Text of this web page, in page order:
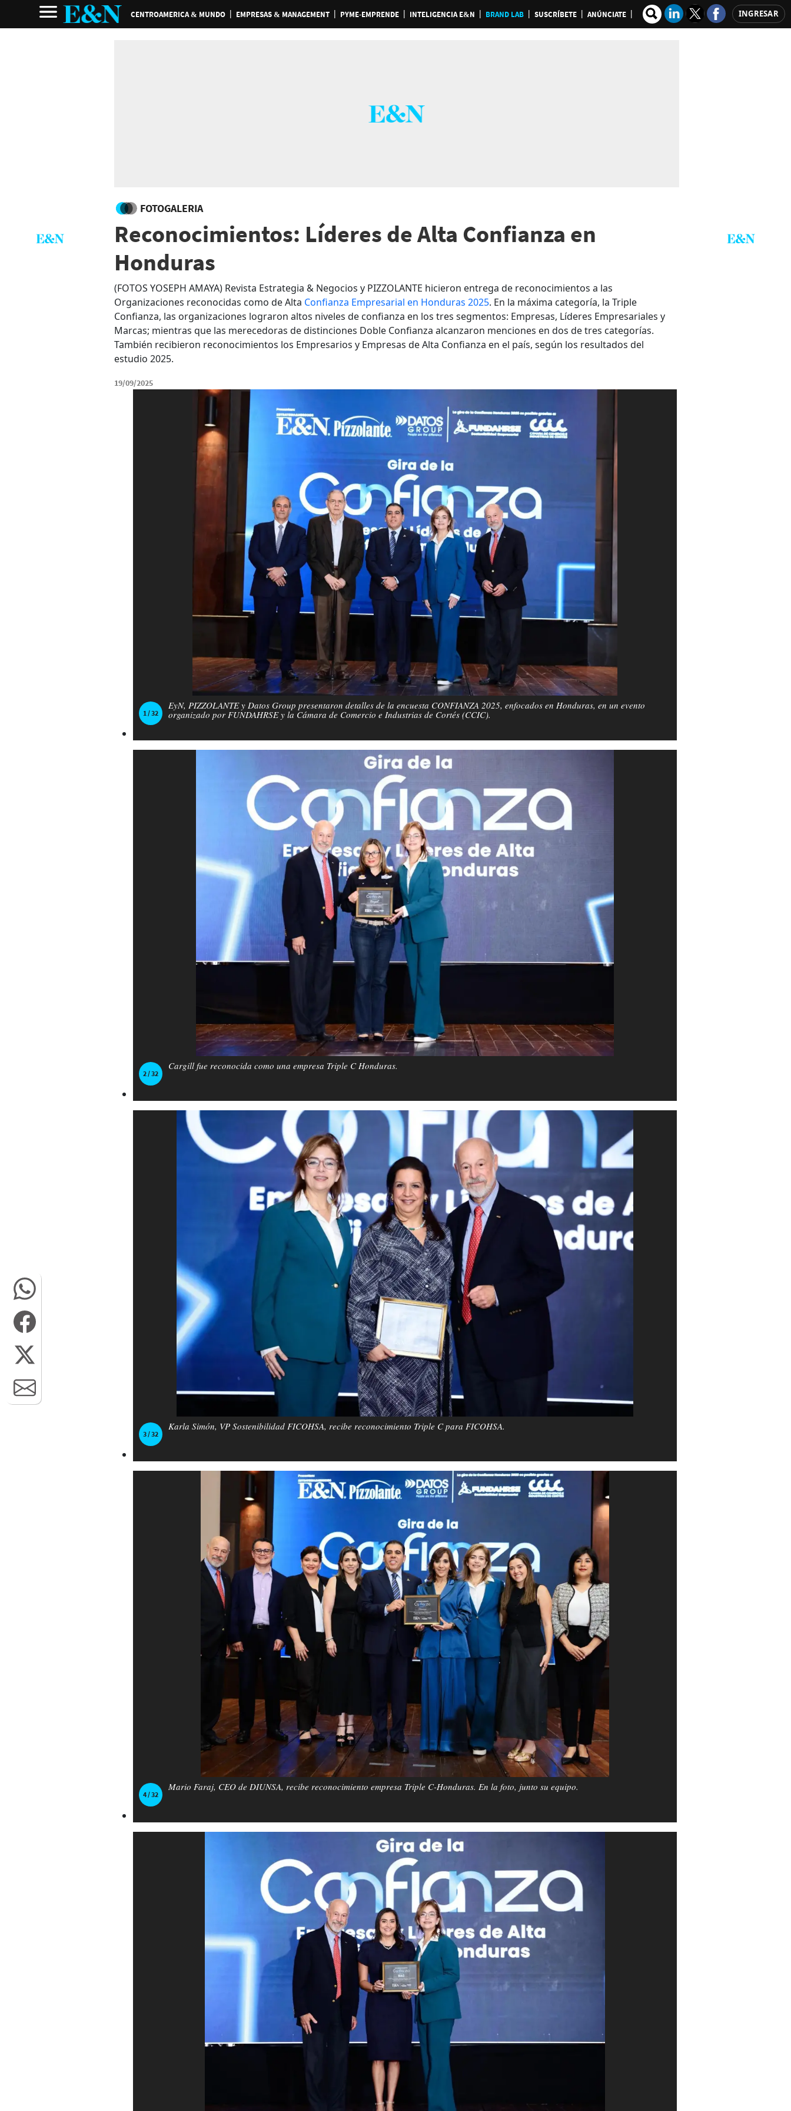
CENTROAMERICA & MUNDO EMPRESAS & MANAGEMENT PYME-EMPRENDE INTELIGENCIA E&N BRAND LAB SUSCRÍBETE ANÚNCIATE INGRESAR
FOTOGALERIA
Reconocimientos: Líderes de Alta Confianza en
Honduras
(FOTOS YOSEPH AMAYA) Revista Estrategia & Negocios y PIZZOLANTE hicieron entrega de reconocimientos a las
Organizaciones reconocidas como de Alta Confianza Empresarial en Honduras 2025. En la máxima categoría, la Triple
Confianza, las organizaciones lograron altos niveles de confianza en los tres segmentos: Empresas, Líderes Empresariales y
Marcas; mientras que las merecedoras de distinciones Doble Confianza alcanzaron menciones en dos de tres categorías.
También recibieron reconocimientos los Empresarios y Empresas de Alta Confianza en el país, según los resultados del
estudio 2025.
19/09/2025
1 / 32
EyN, PIZZOLANTE y Datos Group presentaron detalles de la encuesta CONFIANZA 2025, enfocados en Honduras, en un evento
organizado por FUNDAHRSE y la Cámara de Comercio e Industrias de Cortés (CCIC).
2 / 32
Cargill fue reconocida como una empresa Triple C Honduras.
3 / 32
Karla Simón, VP Sostenibilidad FICOHSA, recibe reconocimiento Triple C para FICOHSA.
4 / 32
Mario Faraj, CEO de DIUNSA, recibe reconocimiento empresa Triple C-Honduras. En la foto, junto su equipo.